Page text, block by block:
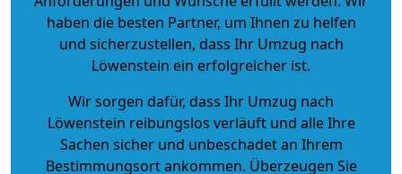
haben die besten Partner, um Ihnen zu helfen
und sicherzustellen, dass Ihr Umzug nach
Löwenstein ein erfolgreicher ist.
Wir sorgen dafür, dass Ihr Umzug nach
Löwenstein reibungslos verläuft und alle Ihre
Sachen sicher und unbeschadet an Ihrem
Bestimmungsort ankommen. Überzeugen Sie